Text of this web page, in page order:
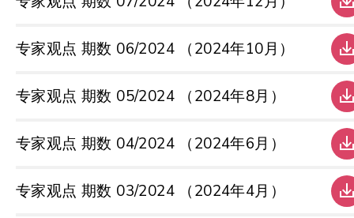
专家观点 期数 06/2024 （2024年10月）
专家观点 期数 05/2024 （2024年8月）
专家观点 期数 04/2024 （2024年6月）
专家观点 期数 03/2024 （2024年4月）